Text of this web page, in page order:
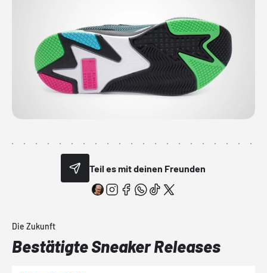
Teil es mit deinen Freunden
Die Zukunft
Bestätigte Sneaker Releases